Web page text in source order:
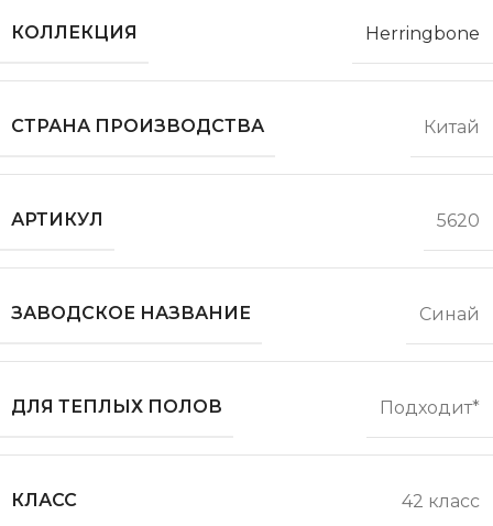
КОЛЛЕКЦИЯ Herringbone
СТРАНА ПРОИЗВОДСТВА Китай
АРТИКУЛ 5620
ЗАВОДСКОЕ НАЗВАНИЕ Синай
ДЛЯ ТЕПЛЫХ ПОЛОВ Подходит*
КЛАСС 42 класс